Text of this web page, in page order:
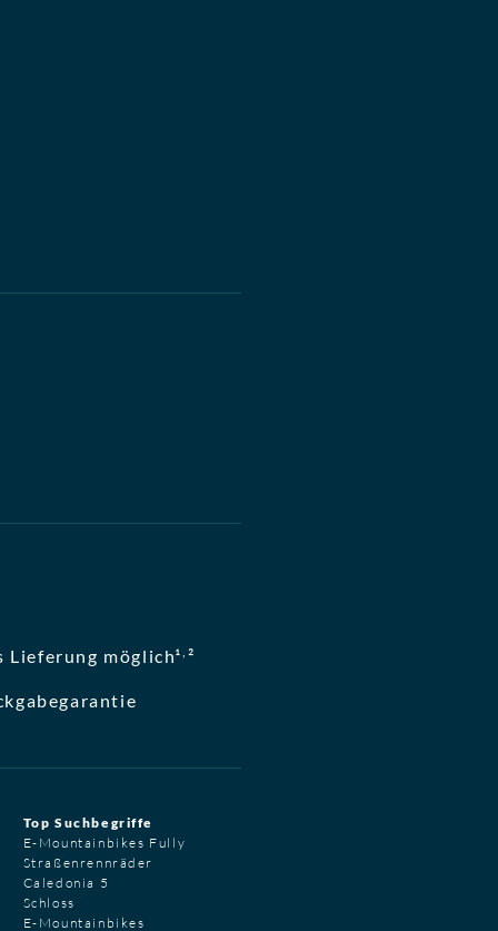
möglich¹ ²
Top Suchbegriffe
E-Mountainbikes Fully
Straßenrennräder
Caledonia 5
Schloss
E-Mountainbikes